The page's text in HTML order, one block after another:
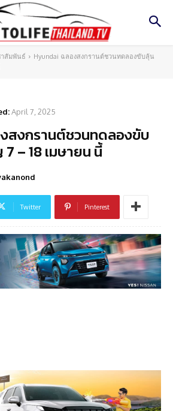
สัมพันธ์
Hyundai ฉลองสงกรานต์ชวนทดลองขับลุ้น
April 7, 2025
สงกรานต์ชวนทดลองขับ
– 18 เมษายน นี้
Twitter Pinterest